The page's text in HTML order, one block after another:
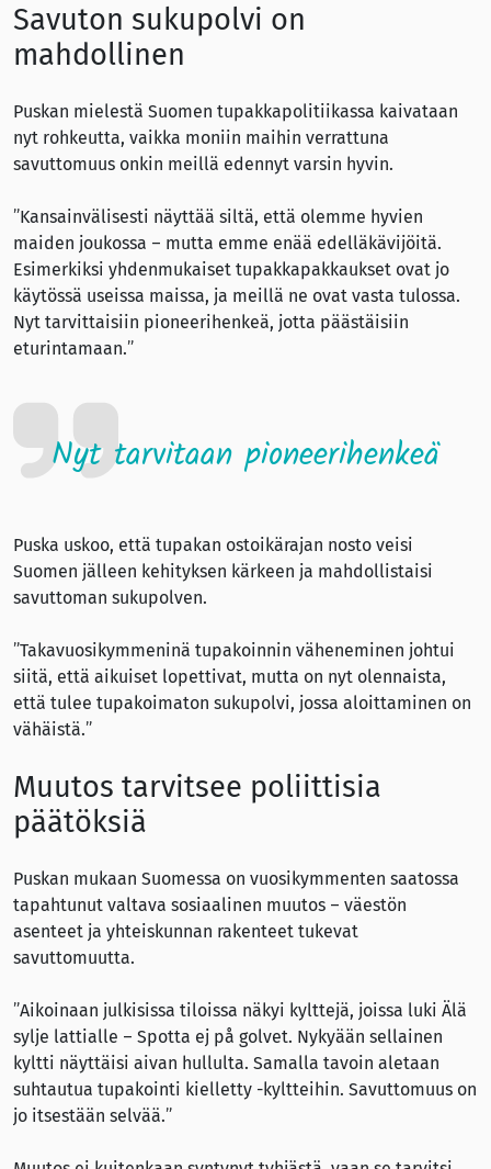
Savuton sukupolvi on
mahdollinen
Puskan mielestä Suomen tupakkapolitiikassa kaivataan
nyt rohkeutta, vaikka moniin maihin verrattuna
savuttomuus onkin meillä edennyt varsin hyvin.
”Kansainvälisesti näyttää siltä, että olemme hyvien
maiden joukossa – mutta emme enää edelläkävijöitä.
Esimerkiksi yhdenmukaiset tupakkapakkaukset ovat jo
käytössä useissa maissa, ja meillä ne ovat vasta tulossa.
Nyt tarvittaisiin pioneerihenkeä, jotta päästäisiin
eturintamaan.”
Nyt tarvitaan pioneerihenkeä
Puska uskoo, että tupakan ostoikärajan nosto veisi
Suomen jälleen kehityksen kärkeen ja mahdollistaisi
savuttoman sukupolven.
”Takavuosikymmeninä tupakoinnin väheneminen johtui
siitä, että aikuiset lopettivat, mutta on nyt olennaista,
että tulee tupakoimaton sukupolvi, jossa aloittaminen on
vähäistä.”
Muutos tarvitsee poliittisia
päätöksiä
Puskan mukaan Suomessa on vuosikymmenten saatossa
tapahtunut valtava sosiaalinen muutos – väestön
asenteet ja yhteiskunnan rakenteet tukevat
savuttomuutta.
”Aikoinaan julkisissa tiloissa näkyi kylttejä, joissa luki Älä
sylje lattialle – Spotta ej på golvet. Nykyään sellainen
kyltti näyttäisi aivan hullulta. Samalla tavoin aletaan
suhtautua tupakointi kielletty -kyltteihin. Savuttomuus on
jo itsestään selvää.”